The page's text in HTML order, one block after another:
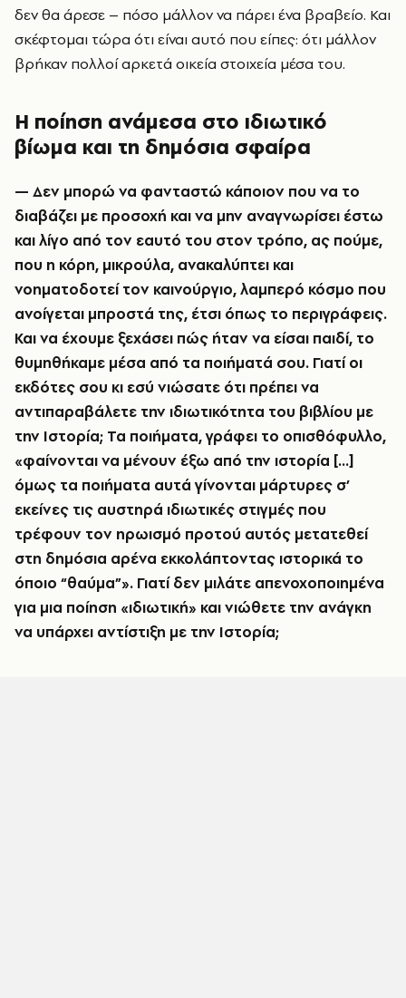
δεν θα άρεσε – πόσο μάλλον να πάρει ένα βραβείο. Και
σκέφτομαι τώρα ότι είναι αυτό που είπες: ότι μάλλον
βρήκαν πολλοί αρκετά οικεία στοιχεία μέσα του.
Η ποίηση ανάμεσα στο ιδιωτικό
βίωμα και τη δημόσια σφαίρα
— Δεν μπορώ να φανταστώ κάποιον που να το
διαβάζει με προσοχή και να μην αναγνωρίσει έστω
και λίγο από τον εαυτό του στον τρόπο, ας πούμε,
που η κόρη, μικρούλα, ανακαλύπτει και
νοηματοδοτεί τον καινούργιο, λαμπερό κόσμο που
ανοίγεται μπροστά της, έτσι όπως το περιγράφεις.
Και να έχουμε ξεχάσει πώς ήταν να είσαι παιδί, το
θυμηθήκαμε μέσα από τα ποιήματά σου. Γιατί οι
εκδότες σου κι εσύ νιώσατε ότι πρέπει να
αντιπαραβάλετε την ιδιωτικότητα του βιβλίου με
την Ιστορία; Τα ποιήματα, γράφει το οπισθόφυλλο,
«φαίνονται να μένουν έξω από την ιστορία […]
όμως τα ποιήματα αυτά γίνονται μάρτυρες σ’
εκείνες τις αυστηρά ιδιωτικές στιγμές που
τρέφουν τον ηρωισμό προτού αυτός μετατεθεί
στη δημόσια αρένα εκκολάπτοντας ιστορικά το
όποιο “θαύμα”». Γιατί δεν μιλάτε απενοχοποιημένα
για μια ποίηση «ιδιωτική» και νιώθετε την ανάγκη
να υπάρχει αντίστιξη με την Ιστορία;